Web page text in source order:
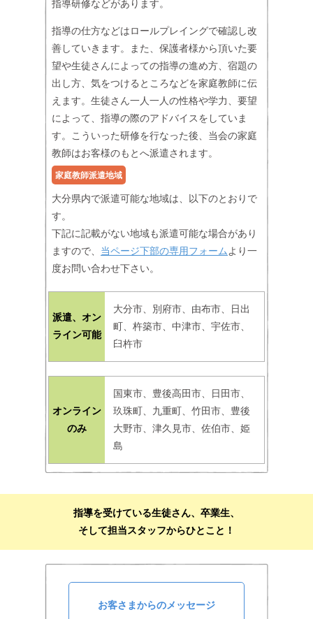
指導研修などがあります。
指導の仕方などはロールプレイングで確認し改
善していきます。また、保護者様から頂いた要
望や生徒さんによっての指導の進め方、宿題の
出し方、気をつけるところなどを家庭教師に伝
えます。生徒さん一人一人の性格や学力、要望
によって、指導の際のアドバイスをしていま
す。こういった研修を行なった後、当会の家庭
教師はお客様のもとへ派遣されます。
家庭教師派遣地域
大分県内で派遣可能な地域は、以下のとおりで
す。
下記に記載がない地域も派遣可能な場合があり
ますので、 当ページ下部の専用フォーム より一
度お問い合わせ下さい。
派遣、オン
ライン可能
大分市、別府市、由布市、日出
町、杵築市、中津市、宇佐市、
臼杵市
オンライン
のみ
国東市、豊後高田市、日田市、
玖珠町、九重町、竹田市、豊後
大野市、津久見市、佐伯市、姫
島
指導を受けている生徒さん、卒業生、
そして担当スタッフからひとこと！
お客さまからのメッセージ